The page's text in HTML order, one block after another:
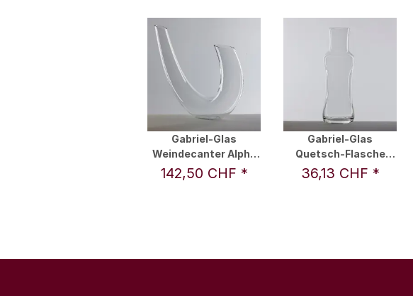
Gabriel-Glas
Weindecanter Alpha
im 1er Design-Karton
142,50 CHF *
Gabriel-Glas
Quetsch-Flasche
Aqua 1,0 l
36,13 CHF *